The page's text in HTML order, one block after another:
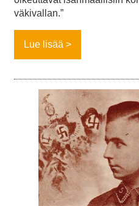
väkivallan.”
Lue lisää